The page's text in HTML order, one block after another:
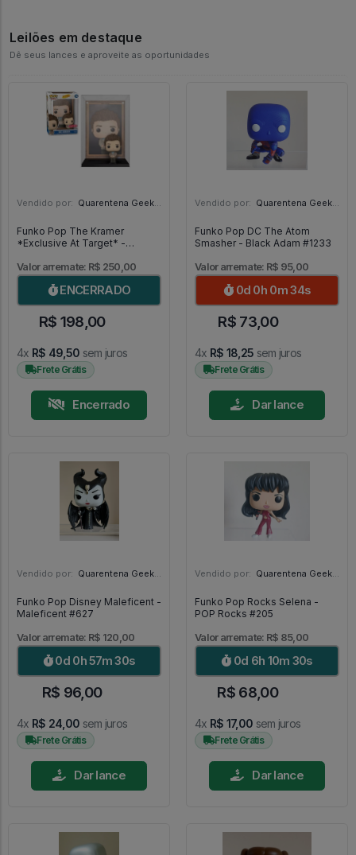
Leilões em destaque
Dê seus lances e aproveite as oportunidades
Vendido por: Quarentena Geek Store - SP
Funko Pop The Kramer
*Exclusive At Target* -
Valor arremate: R$ 250,00
ENCERRADO
R$ 198,00
4x R$ 49,50 sem juros
Frete Grátis
Encerrado
Vendido por: Quarentena Geek Store - SP
Funko Pop DC The Atom
Smasher - Black Adam #1233
Valor arremate: R$ 95,00
0d 0h 0m 33s
R$ 73,00
4x R$ 18,25 sem juros
Frete Grátis
Dar lance
Vendido por: Quarentena Geek Store - SP
Funko Pop Disney Maleficent -
Maleficent #627
Valor arremate: R$ 120,00
0d 0h 57m 29s
R$ 96,00
4x R$ 24,00 sem juros
Frete Grátis
Dar lance
Vendido por: Quarentena Geek Store - SP
Funko Pop Rocks Selena -
POP Rocks #205
Valor arremate: R$ 85,00
0d 6h 10m 29s
R$ 68,00
4x R$ 17,00 sem juros
Frete Grátis
Dar lance